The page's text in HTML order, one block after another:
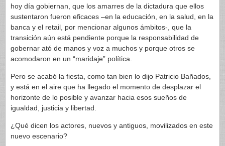
hoy día gobiernan, que los amarres de la dictadura que ellos
sustentaron fueron eficaces –en la educación, en la salud, en la
banca y el retail, por mencionar algunos ámbitos-, que la
transición aún está pendiente porque la responsabilidad de
gobernar ató de manos y voz a muchos y porque otros se
acomodaron en un “maridaje” política.
Pero se acabó la fiesta, como tan bien lo dijo Patricio Bañados,
y está en el aire que ha llegado el momento de desplazar el
horizonte de lo posible y avanzar hacia esos sueños de
igualdad, justicia y libertad.
¿Qué dicen los actores, nuevos y antiguos, movilizados en este
nuevo escenario?